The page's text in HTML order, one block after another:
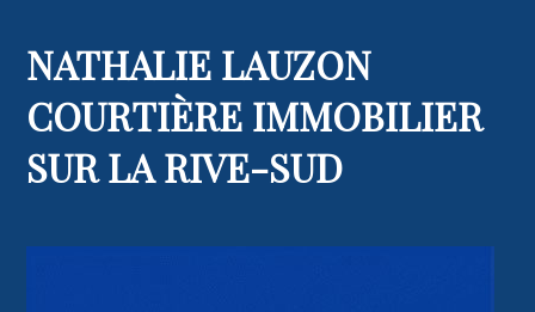
NATHALIE LAUZON
COURTIÈRE IMMOBILIER
SUR LA RIVE-SUD